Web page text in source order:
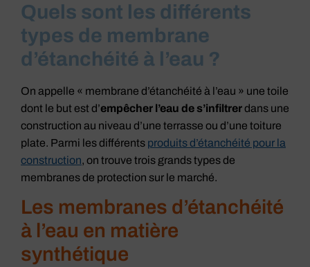
Quels sont les différents
types de membrane
d’étanchéité à l’eau ?
On appelle « membrane d’étanchéité à l’eau » une toile
dont le but est d’empêcher l’eau de s’infiltrerdans une
construction au niveau d’une terrasse ou d’une toiture
plate. Parmi les différents produits d’étanchéité pour la
construction, on trouve trois grands types de
membranes de protection sur le marché.
Les membranes d’étanchéité
à l’eau en matière
synthétique